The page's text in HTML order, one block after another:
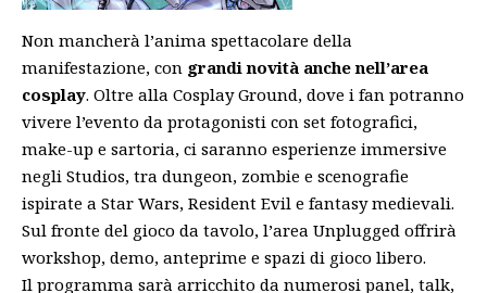
Non mancherà l’anima spettacolare della
manifestazione, con grandi novità anche nell’area
cosplay. Oltre alla Cosplay Ground, dove i fan potranno
vivere l’evento da protagonisti con set fotografici,
make-up e sartoria, ci saranno esperienze immersive
negli Studios, tra dungeon, zombie e scenografie
ispirate a Star Wars, Resident Evil e fantasy medievali.
Sul fronte del gioco da tavolo, l’area Unplugged offrirà
workshop, demo, anteprime e spazi di gioco libero.
Il programma sarà arricchito da numerosi panel, talk,